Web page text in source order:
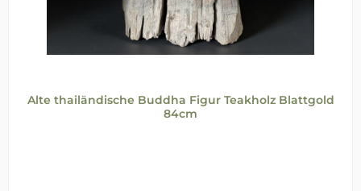
Alte thailändische Buddha Figur Teakholz Blattgold
84cm